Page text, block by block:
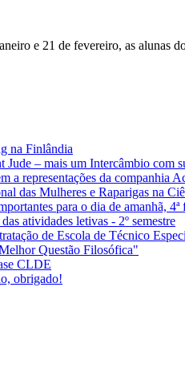
e 21 de fevereiro, as alunas
na Finlândia
Jude – mais um Intercâmbio com
a representações da companhia
das Mulheres e Raparigas na
para o dia de amanhã,
atividades letivas - 2º semestre
de Escola de Técnico
Questão Filosófica"
CLDE
obrigado!